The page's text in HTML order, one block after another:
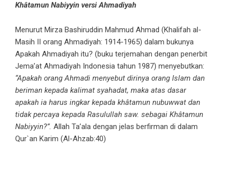
Khâtamun Nabiyyin versi Ahmadiyah
Menurut Mirza Bashiruddin Mahmud Ahmad (Khalifah al-
Masih II orang Ahmadiyah: 1914-1965) dalam bukunya
Apakah Ahmadiyah itu? (buku terjemahan dengan penerbit
Jema’at Ahmadiyah Indonesia tahun 1987) menyebutkan:
“Apakah orang Ahmadi menyebut dirinya orang Islam dan
beriman kepada kalimat syahadat, maka atas dasar
apakah ia harus ingkar kepada khâtamun nubuwwat dan
tidak percaya kepada Rasulullah saw. sebagai Khâtamun
Nabiyyin?”. Allah Ta’ala dengan jelas berfirman di dalam
Qur`an Karim (Al-Ahzab:40)